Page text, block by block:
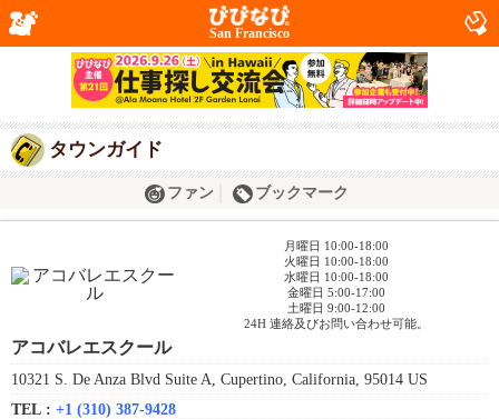
San Francisco
タウンガイド
ファン ブックマーク
月曜日 10:00-18:00
火曜日 10:00-18:00
水曜日 10:00-18:00
金曜日 5:00-17:00
土曜日 9:00-12:00
24H 連絡及びお問い合わせ可能。
アコバレエスクール
10321 S. De Anza Blvd Suite A, Cupertino, California, 95014 US
TEL : +1 (310) 387-9428